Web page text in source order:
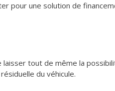
pour une solution de
tout de même la
du véhicule.